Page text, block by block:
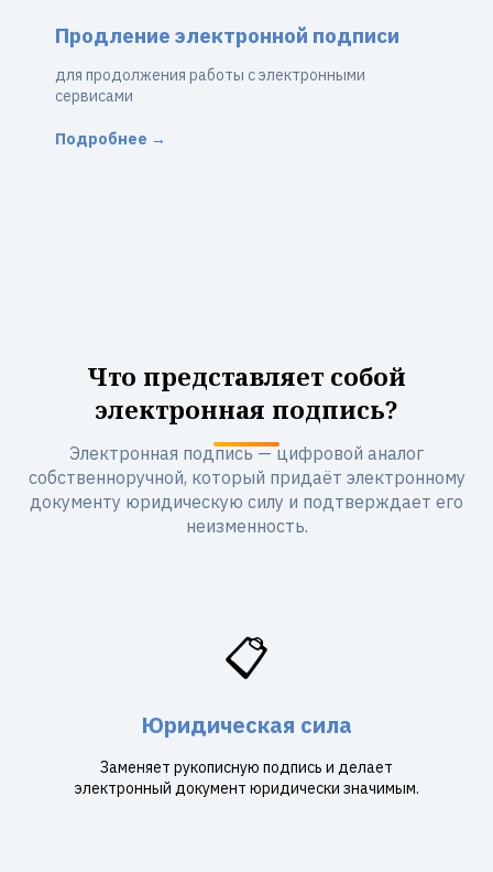
Продление электронной подписи
для продолжения работы с электронными
сервисами
Подробнее →
Что представляет собой
электронная подпись?
Электронная подпись — цифровой аналог
собственноручной, который придаёт электронному
документу юридическую силу и подтверждает его
неизменность.
📋
Юридическая сила
Заменяет рукописную подпись и делает
электронный документ юридически значимым.